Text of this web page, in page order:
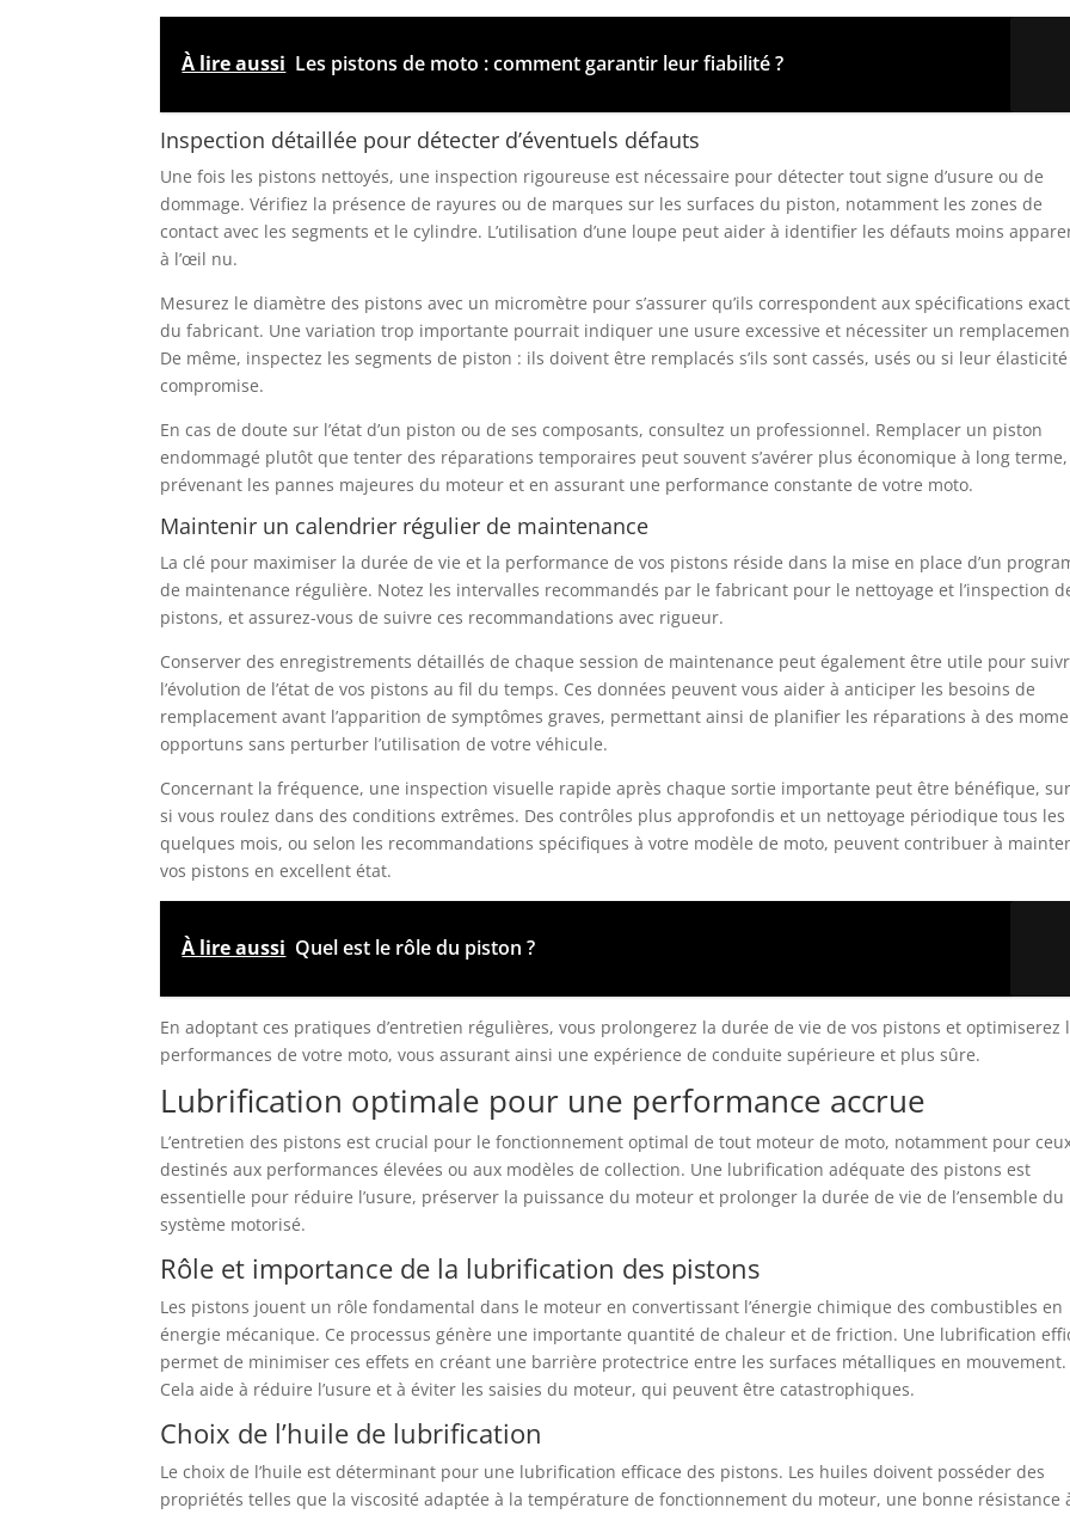
À lire aussi Les pistons de moto : comment garantir leur fiabilité ?
Inspection détaillée pour détecter d’éventuels défauts
Une fois les pistons nettoyés, une inspection rigoureuse est nécessaire pour détecter tout signe d’usure ou de
dommage. Vérifiez la présence de rayures ou de marques sur les surfaces du piston, notamment les zones de
contact avec les segments et le cylindre. L’utilisation d’une loupe peut aider à identifier les défauts moins
à l’œil nu.
Mesurez le diamètre des pistons avec un micromètre pour s’assurer qu’ils correspondent aux spécifications
du fabricant. Une variation trop importante pourrait indiquer une usure excessive et nécessiter un
De même, inspectez les segments de piston : ils doivent être remplacés s’ils sont cassés, usés ou si leur
compromise.
En cas de doute sur l’état d’un piston ou de ses composants, consultez un professionnel. Remplacer un piston
endommagé plutôt que tenter des réparations temporaires peut souvent s’avérer plus économique à long
prévenant les pannes majeures du moteur et en assurant une performance constante de votre moto.
Maintenir un calendrier régulier de maintenance
La clé pour maximiser la durée de vie et la performance de vos pistons réside dans la mise en place d’un
de maintenance régulière. Notez les intervalles recommandés par le fabricant pour le nettoyage et l’inspection
pistons, et assurez-vous de suivre ces recommandations avec rigueur.
Conserver des enregistrements détaillés de chaque session de maintenance peut également être utile pour
l’évolution de l’état de vos pistons au fil du temps. Ces données peuvent vous aider à anticiper les besoins de
remplacement avant l’apparition de symptômes graves, permettant ainsi de planifier les réparations à des
opportuns sans perturber l’utilisation de votre véhicule.
Concernant la fréquence, une inspection visuelle rapide après chaque sortie importante peut être bénéfique,
si vous roulez dans des conditions extrêmes. Des contrôles plus approfondis et un nettoyage périodique tous les
quelques mois, ou selon les recommandations spécifiques à votre modèle de moto, peuvent contribuer à
vos pistons en excellent état.
À lire aussi Quel est le rôle du piston ?
En adoptant ces pratiques d’entretien régulières, vous prolongerez la durée de vie de vos pistons et optimiserez
performances de votre moto, vous assurant ainsi une expérience de conduite supérieure et plus sûre.
Lubrification optimale pour une performance accrue
L’entretien des pistons est crucial pour le fonctionnement optimal de tout moteur de moto, notamment pour
destinés aux performances élevées ou aux modèles de collection. Une lubrification adéquate des pistons est
essentielle pour réduire l’usure, préserver la puissance du moteur et prolonger la durée de vie de l’ensemble du
système motorisé.
Rôle et importance de la lubrification des pistons
Les pistons jouent un rôle fondamental dans le moteur en convertissant l’énergie chimique des combustibles en
énergie mécanique. Ce processus génère une importante quantité de chaleur et de friction. Une lubrification
permet de minimiser ces effets en créant une barrière protectrice entre les surfaces métalliques en mouvement.
Cela aide à réduire l’usure et à éviter les saisies du moteur, qui peuvent être catastrophiques.
Choix de l’huile de lubrification
Le choix de l’huile est déterminant pour une lubrification efficace des pistons. Les huiles doivent posséder des
propriétés telles que la viscosité adaptée à la température de fonctionnement du moteur, une bonne résistance